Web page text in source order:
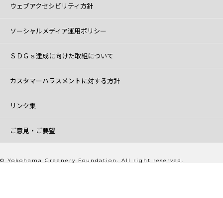
ウェブアクセシビリティ方針
ソーシャルメディア運用ポリシー
ＳＤＧｓ達成に向けた取組について
カスタマーハラスメントに対する方針
リンク集
ご意見・ご要望
© Yokohama Greenery Foundation. All right reserved.